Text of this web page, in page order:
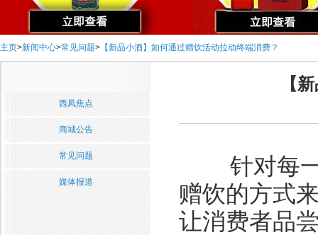
主页>新闻中心>常见问题> 【新品小酒】如何通过赠饮活动拉动终端消费？
西凤焦点
商城公告
常见问题
媒体报道
【
针对每一
赠饮的方式
让消费者品